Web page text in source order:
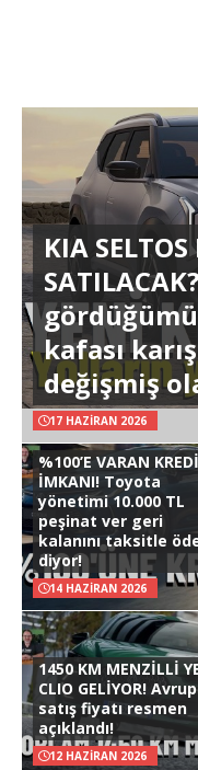
KIA
kafası
değişmiş
17 HAZIRAN 2026
%100’E VARAN KREDİ
İMKANI! Toyota
yönetimi 10.000 TL
peşinat ver geri
kalanını taksitle
diyor!
14 HAZIRAN 2026
1450 KM MENZİLLİ
CLIO GELİYOR!
satış fiyatı resmen
açıklandı!
12 HAZIRAN 2026